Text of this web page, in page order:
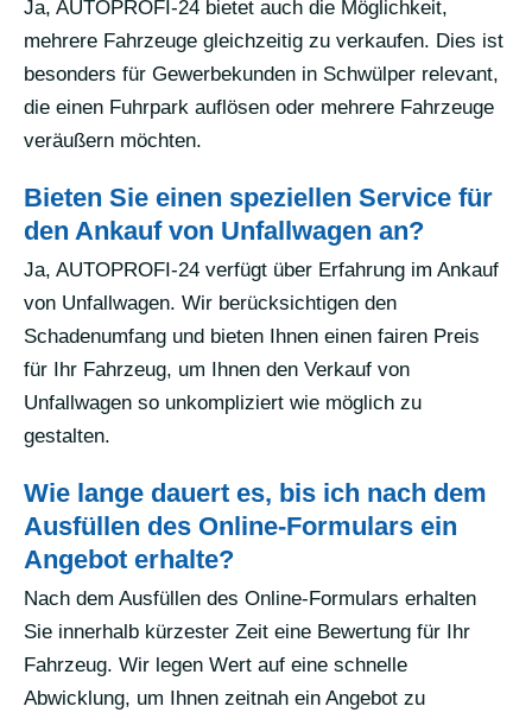
Ja, AUTOPROFI-24 bietet auch die Möglichkeit,
mehrere Fahrzeuge gleichzeitig zu verkaufen. Dies ist
besonders für Gewerbekunden in Schwülper relevant,
die einen Fuhrpark auflösen oder mehrere Fahrzeuge
veräußern möchten.
Bieten Sie einen speziellen Service für
den Ankauf von Unfallwagen an?
Ja, AUTOPROFI-24 verfügt über Erfahrung im Ankauf
von Unfallwagen. Wir berücksichtigen den
Schadenumfang und bieten Ihnen einen fairen Preis
für Ihr Fahrzeug, um Ihnen den Verkauf von
Unfallwagen so unkompliziert wie möglich zu
gestalten.
Wie lange dauert es, bis ich nach dem
Ausfüllen des Online-Formulars ein
Angebot erhalte?
Nach dem Ausfüllen des Online-Formulars erhalten
Sie innerhalb kürzester Zeit eine Bewertung für Ihr
Fahrzeug. Wir legen Wert auf eine schnelle
Abwicklung, um Ihnen zeitnah ein Angebot zu